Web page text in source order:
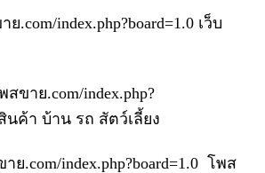
.com/index.php?board=1.0 เว็บ
สขาย.com/index.php?
นค้า บ้าน รถ สัตว์เลี้ยง
ย.com/index.php?board=1.0 โพส